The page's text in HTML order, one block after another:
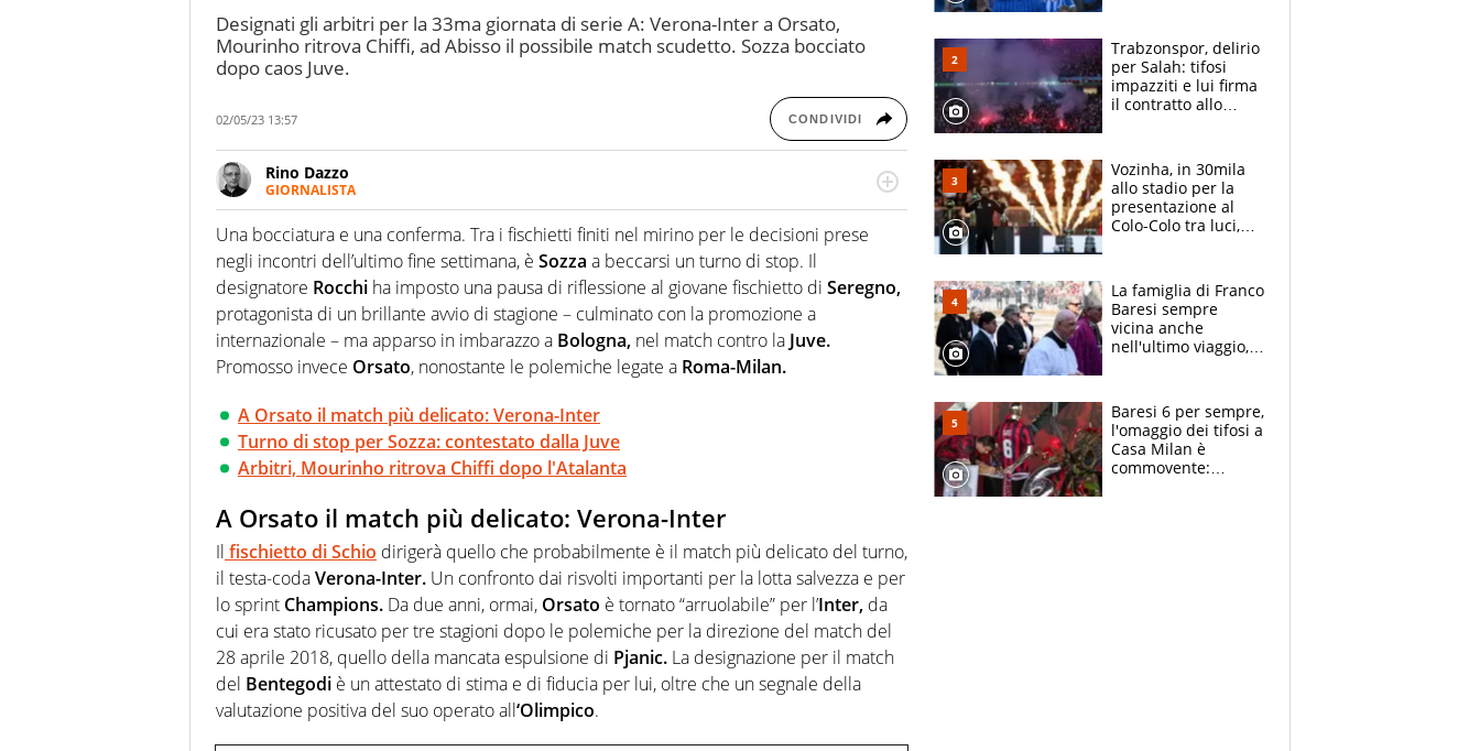
Designati gli arbitri per la 33ma giornata di serie A: Verona-Inter a Orsato,
Mourinho ritrova Chiffi, ad Abisso il possibile match scudetto. Sozza bocciato
dopo caos Juve.
02/05/23 13:57 CONDIVIDI
Rino Dazzo
GIORNALISTA
Se mai ci fosse modo di traslare il glossario del calcio in una nicchia di esperti, lui ne
farebbe parte. Non si perde una svista arbitrale né gli umori social del mondo delle
curve
Una bocciatura e una conferma. Tra i fischietti finiti nel mirino per le decisioni prese
negli incontri dell’ultimo fine settimana, è Sozza a beccarsi un turno di stop. Il
designatore Rocchi ha imposto una pausa di riflessione al giovane fischietto di Seregno,
protagonista di un brillante avvio di stagione – culminato con la promozione a
internazionale – ma apparso in imbarazzo a Bologna, nel match contro la Juve.
Promosso invece Orsato, nonostante le polemiche legate a Roma-Milan.
A Orsato il match più delicato: Verona-Inter
Turno di stop per Sozza: contestato dalla Juve
Arbitri, Mourinho ritrova Chiffi dopo l'Atalanta
A Orsato il match più delicato: Verona-Inter
Il fischietto di Schio dirigerà quello che probabilmente è il match più delicato del turno,
il testa-codaVerona-Inter. Un confronto dai risvolti importanti per la lotta salvezza e per
lo sprint Champions. Da due anni, ormai, Orsato è tornato “arruolabile” per l’Inter, da
cui era stato ricusato per tre stagioni dopo le polemiche per la direzione del match del
28 aprile 2018, quello della mancata espulsione di Pjanic. La designazione per il match
del Bentegodi è un attestato di stima e di fiducia per lui, oltre che un segnale della
valutazione positiva del suo operato all‘Olimpico.
Trabzonspor, delirio
per Salah: tifosi
impazziti e lui firma
il contratto allo
Vozinha, in 30mila
allo stadio per la
presentazione al
Colo-Colo tra luci,
La famiglia di Franco
Baresi sempre
vicina anche
nell'ultimo viaggio,
circondati
dall'affetto dei tifosi
Baresi 6 per sempre,
l'omaggio dei tifosi a
Casa Milan è
commovente: